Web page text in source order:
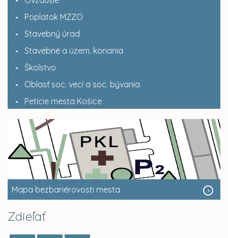
Poplatok MZZO
Stavebný úrad
Stavebné a územ. konania
Školstvo
Oblasť soc. vecí a soc. bývania
Petície mesta Košice
Mapa bezbariérovosti mesta
Zdieľať